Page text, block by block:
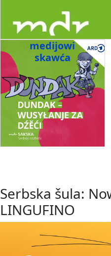
medijowi
skawća
Serbska šula:
LINGUFINO